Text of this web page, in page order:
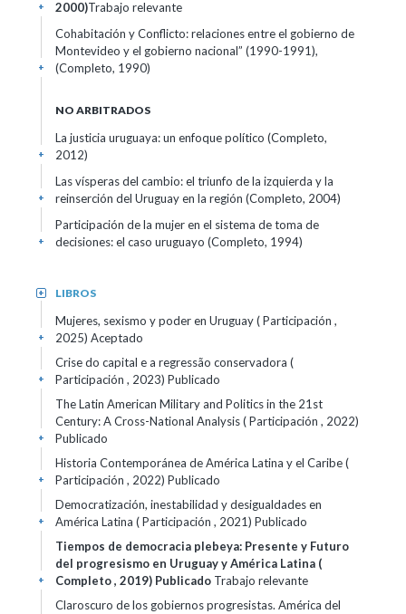
2000)Trabajo relevante
+
Cohabitación y Conflicto: relaciones entre el gobierno de
Montevideo y el gobierno nacional” (1990-1991),
(Completo, 1990)
+
NO ARBITRADOS
La justicia uruguaya: un enfoque político (Completo,
2012)
+
Las vísperas del cambio: el triunfo de la izquierda y la
reinserción del Uruguay en la región (Completo, 2004)
+
Participación de la mujer en el sistema de toma de
decisiones: el caso uruguayo (Completo, 1994)
+
LIBROS
+
Mujeres, sexismo y poder en Uruguay ( Participación ,
2025) Aceptado
+
Crise do capital e a regressão conservadora (
Participación , 2023) Publicado
+
The Latin American Military and Politics in the 21st
Century: A Cross-National Analysis ( Participación , 2022)
Publicado
+
Historia Contemporánea de América Latina y el Caribe (
Participación , 2022) Publicado
+
Democratización, inestabilidad y desigualdades en
América Latina ( Participación , 2021) Publicado
+
Tiempos de democracia plebeya: Presente y Futuro
del progresismo en Uruguay y América Latina (
Completo , 2019) Publicado Trabajo relevante
+
Claroscuro de los gobiernos progresistas. América del